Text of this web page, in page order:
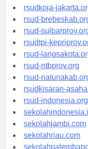
rsud-
rsudkoja-
rsud-
rsud-
rsudtpi-
rsud-langsakota.org
rsud-ntbprov.org
rsud-
rsudkisaran-
rsud-indonesia.org
sekolahjambi.com
sekolahriau.com